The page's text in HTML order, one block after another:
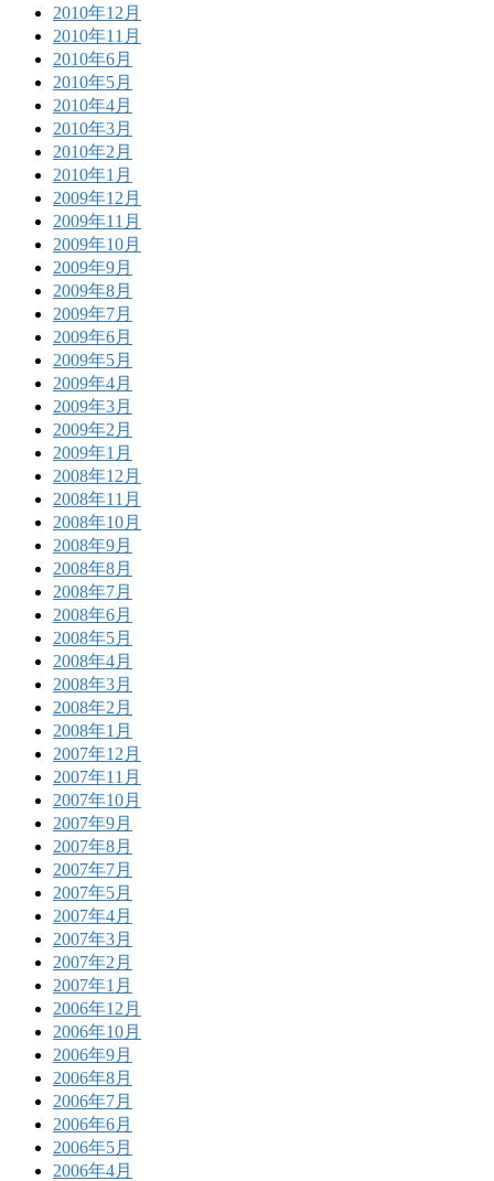
2010年12月
2010年11月
2010年6月
2010年5月
2010年4月
2010年3月
2010年2月
2010年1月
2009年12月
2009年11月
2009年10月
2009年9月
2009年8月
2009年7月
2009年6月
2009年5月
2009年4月
2009年3月
2009年2月
2009年1月
2008年12月
2008年11月
2008年10月
2008年9月
2008年8月
2008年7月
2008年6月
2008年5月
2008年4月
2008年3月
2008年2月
2008年1月
2007年12月
2007年11月
2007年10月
2007年9月
2007年8月
2007年7月
2007年5月
2007年4月
2007年3月
2007年2月
2007年1月
2006年12月
2006年10月
2006年9月
2006年8月
2006年7月
2006年6月
2006年5月
2006年4月